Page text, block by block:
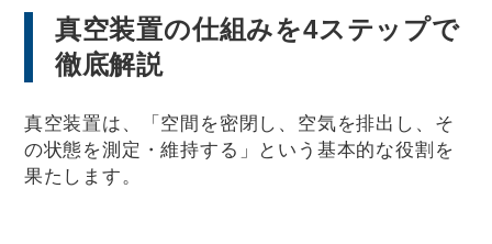
真空装置の仕組みを4ステップで
徹底解説
真空装置は、「空間を密閉し、空気を排出し、そ
の状態を測定・維持する」という基本的な役割を
果たします。